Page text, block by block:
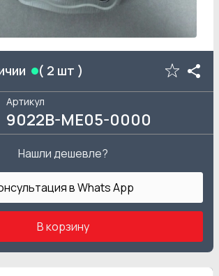
( 2 шт )
Артикул
9022B-ME05-0000
Нашли дешевле?
в Whats App
В корзину